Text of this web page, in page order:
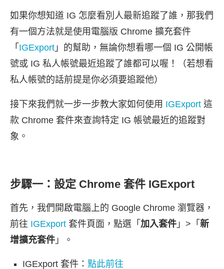
如果你想知道 IG 怎麼看別人最新追蹤了誰，那我們
有一個方法就是使用電腦版 Chrome 擴充套件
「 IGExport 」的幫助，無論你想看哪一個 IG 公開帳
號或 IG 私人帳號最近追蹤了誰都可以喔！（若想看
私人帳號的話前提是你必須要追蹤他）
接下來我們就一步一步教大家如何使用 IGExport 這
款 Chrome 套件來查詢特定 IG 帳號最近的追蹤對
象。
步驟一：設定 Chrome 套件 IGExport
首先，我們開啟電腦上的 Google Chrome 瀏覽器，
前往 IGExport 套件頁面，點選「 加入套件 」>「 新
增擴充套件 」。
IGExport 套件： 點此前往